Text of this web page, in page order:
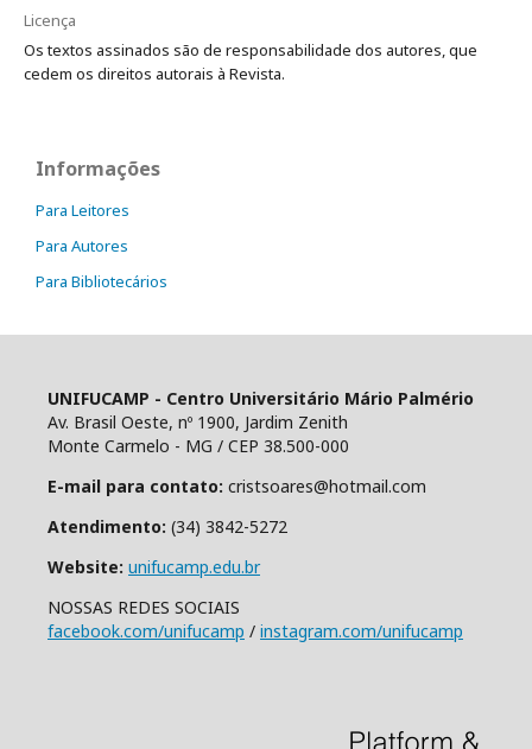
Licença
Os textos assinados são de responsabilidade dos autores, que
cedem os direitos autorais à Revista.
Informações
Para Leitores
Para Autores
Para Bibliotecários
UNIFUCAMP - Centro Universitário Mário Palmério
Av. Brasil Oeste, nº 1900, Jardim Zenith
Monte Carmelo - MG / CEP 38.500-000
E-mail para contato: cristsoares@hotmail.com
Atendimento: (34) 3842-5272
Website: unifucamp.edu.br
NOSSAS REDES SOCIAIS
facebook.com/unifucamp / instagram.com/unifucamp